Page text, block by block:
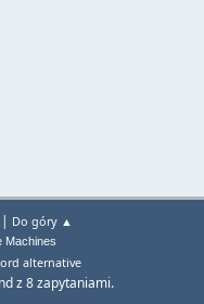
Do góry ▲
Machines
alternative
z 8 zapytaniami.